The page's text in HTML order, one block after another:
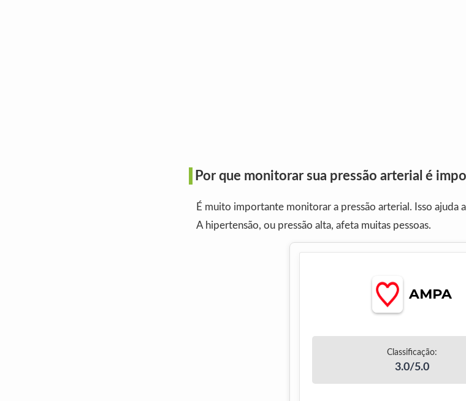
Por que monitorar sua pressão arterial é
É muito importante monitorar a pressão arterial. Isso ajuda
A hipertensão, ou pressão alta, afeta muitas pessoas.
AMPA
Classificação:
3.0/5.0